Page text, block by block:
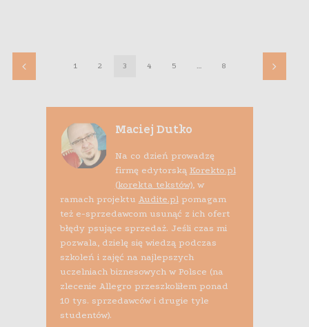
1 2 3 4 5 … 8
Maciej Dutko
Na co dzień prowadzę
firmę edytorską Korekto.pl
(korekta tekstów), w
ramach projektu Audite.plpomagam
też e-sprzedawcom usunąć z ich ofert
błędy psujące sprzedaż. Jeśli czas mi
pozwala, dzielę się wiedzą podczas
szkoleń i zajęć na najlepszych
uczelniach biznesowych w Polsce (na
zlecenie Allegro przeszkoliłem ponad
10 tys. sprzedawców i drugie tyle
studentów).